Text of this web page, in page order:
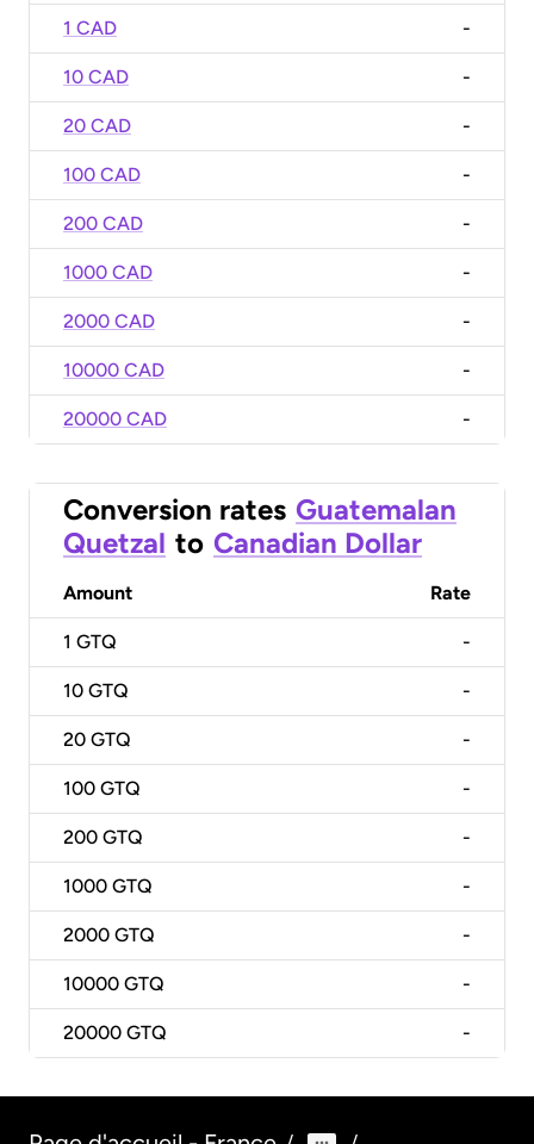
1 CAD -
10 CAD -
20 CAD -
100 CAD -
200 CAD -
1000 CAD -
2000 CAD -
10000 CAD -
20000 CAD -
Conversion rates Guatemalan
Quetzal to Canadian Dollar
Amount Rate
1 GTQ -
10 GTQ -
20 GTQ -
100 GTQ -
200 GTQ -
1000 GTQ -
2000 GTQ -
10000 GTQ -
20000 GTQ -